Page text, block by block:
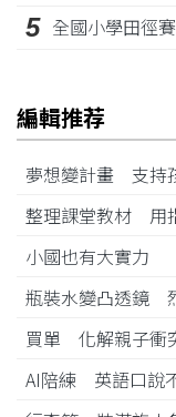
5 全國小學田徑
編輯推荐
夢想變計畫 支持
整理課堂教材 用
小國也有大實力
瓶裝水變凸透鏡
買單 化解親子衝
AI陪練 英語口說